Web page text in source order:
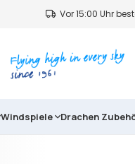
Vor 15:00 Uhr
Windspiele Drachen